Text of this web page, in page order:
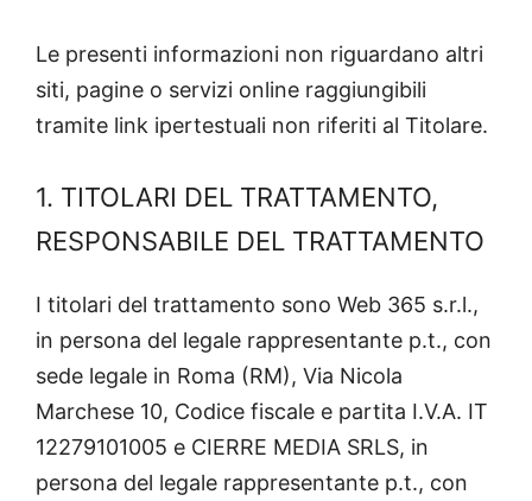
Le presenti informazioni non riguardano altri
siti, pagine o servizi online raggiungibili
tramite link ipertestuali non riferiti al Titolare.
1. TITOLARI DEL TRATTAMENTO,
RESPONSABILE DEL TRATTAMENTO
I titolari del trattamento sono Web 365 s.r.l.,
in persona del legale rappresentante p.t., con
sede legale in Roma (RM), Via Nicola
Marchese 10, Codice fiscale e partita I.V.A. IT
12279101005 e CIERRE MEDIA SRLS, in
persona del legale rappresentante p.t., con